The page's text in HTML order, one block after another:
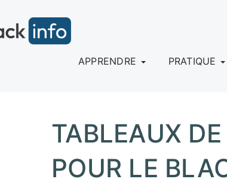
APPRENDRE PRATIQUE
TABLEAUX
POUR LE